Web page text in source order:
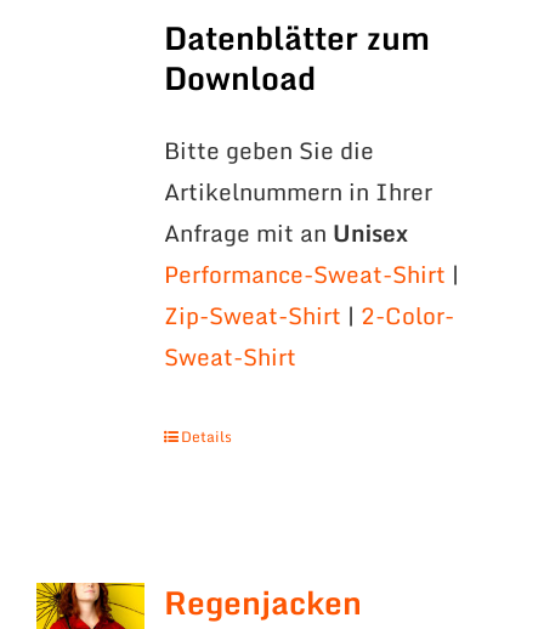
Datenblätter zum
Download
Bitte geben Sie die
Artikelnummern in Ihrer
Anfrage mit an Unisex
Performance-Sweat-Shirt |
Zip-Sweat-Shirt | 2-Color-
Sweat-Shirt
Details
Regenjacken